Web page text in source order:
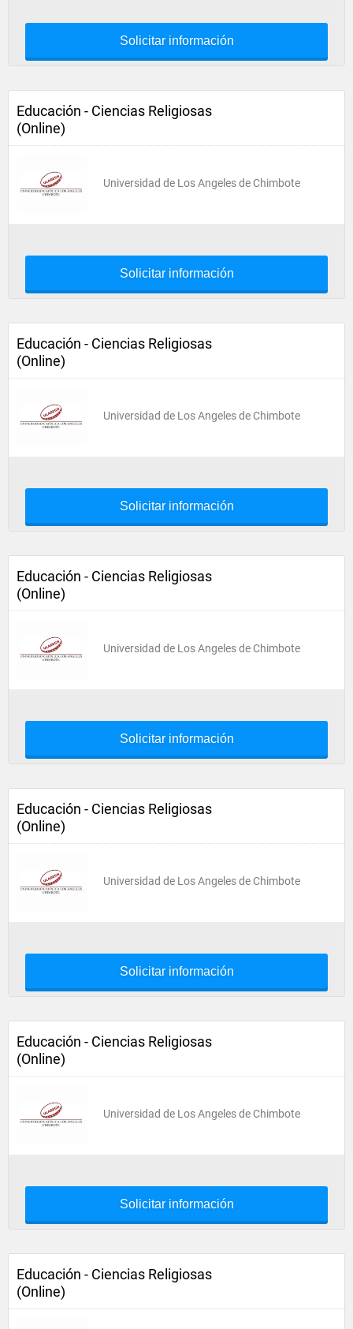
Solicitar información
Educación - Ciencias Religiosas
(Online)
Universidad de Los Angeles de Chimbote
Solicitar información
Educación - Ciencias Religiosas
(Online)
Universidad de Los Angeles de Chimbote
Solicitar información
Educación - Ciencias Religiosas
(Online)
Universidad de Los Angeles de Chimbote
Solicitar información
Educación - Ciencias Religiosas
(Online)
Universidad de Los Angeles de Chimbote
Solicitar información
Educación - Ciencias Religiosas
(Online)
Universidad de Los Angeles de Chimbote
Solicitar información
Educación - Ciencias Religiosas
(Online)